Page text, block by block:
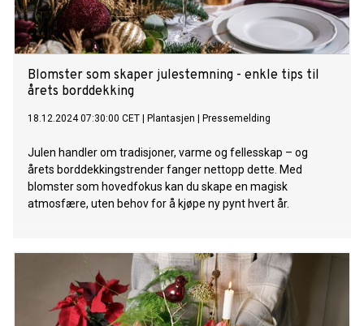
Blomster som skaper julestemning - enkle tips til
årets borddekking
18.12.2024 07:30:00 CET Plantasjen Pressemelding
Julen handler om tradisjoner, varme og fellesskap – og
årets borddekkingstrender fanger nettopp dette. Med
blomster som hovedfokus kan du skape en magisk
atmosfære, uten behov for å kjøpe ny pynt hvert år.